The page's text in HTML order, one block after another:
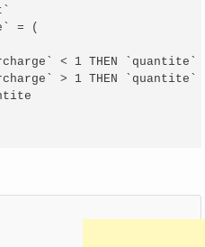
= (
< 1 THEN `quantite`
> 1 THEN `quantite`